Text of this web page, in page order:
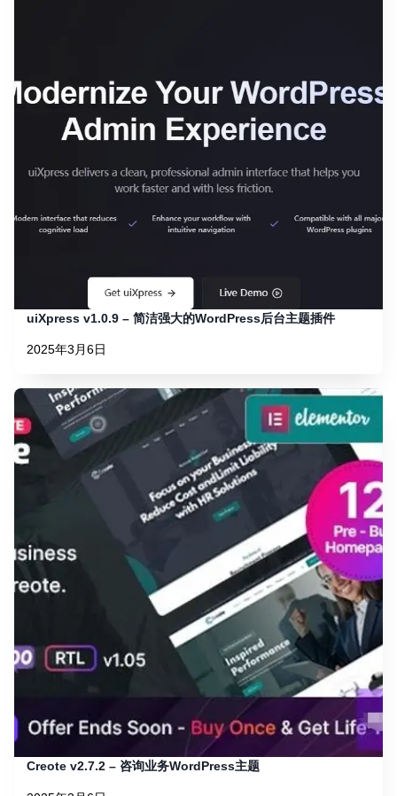
uiXpress v1.0.9 – 简洁强大的WordPress后台主题插件
2025年3月6日
Creote v2.7.2 – 咨询业务WordPress主题